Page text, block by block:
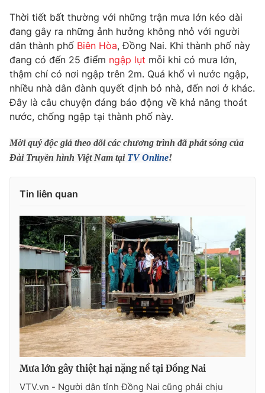
Tin tức
Thế giới đó đây
Câu chuyện quốc tế
Kinh tế
Tài chính
Thị trường
Góc doanh nghiệp
Dữ liệu và đời sống
Truyền hình
Hậu trường
Khán giả
Giải sao mai
Giải trí
Điện ảnh
Du lịch
Làm đẹp
Chất lượng cuộc sống
Tuyển sinh
Học trực tuyến
Công nghệ
Hitech Công nghệ tương lai
Sản phẩm
Thị trường
Tư vấn
Giao lưu trực tuyến
Lịch phát sóng
Chuyên mục khác
Emagazine Podcast
Thời tiết bất thường với những trận mưa lớn kéo dài
đang gây ra những ảnh hưởng không nhỏ với người
dân thành phố Biên Hòa, Đồng Nai. Khi thành phố này
đang có đến 25 điểm ngập lụt mỗi khi có mưa lớn,
thậm chí có nơi ngập trên 2m. Quá khổ vì nước ngập,
nhiều nhà dân đành quyết định bỏ nhà, đến nơi ở khác.
Đây là câu chuyện đáng báo động về khả năng thoát
nước, chống ngập tại thành phố này.
Mời quý độc giả theo dõi các chương trình đã phát sóng của
Đài Truyền hình Việt Nam tại TV Online!
Tin liên quan
Mưa lớn gây thiệt hại nặng nề tại Đồng Nai
VTV.vn - Người dân tỉnh Đồng Nai cũng phải chịu